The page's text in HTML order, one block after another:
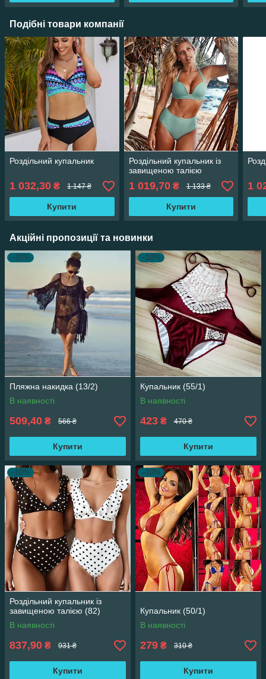
Подібні товари компанії
Роздільний купальник
1 032,30 ₴ 1 147 ₴
Купити
Роздільний купальник із
завищеною талією
1 019,70₴ 1 133 ₴
Купити
1
Акційні пропозиції та новинки
–10%
Пляжна накидка (13/2)
В наявності
509,40 ₴ 566 ₴
Купити
–10%
Купальник (55/1)
В наявності
423 ₴ 470 ₴
Купити
–10%
Роздільний купальник із
завищеною талією (82)
В наявності
837,90 ₴ 931 ₴
Купити
–10%
Купальник (50/1)
В наявності
279 ₴ 310 ₴
Купити